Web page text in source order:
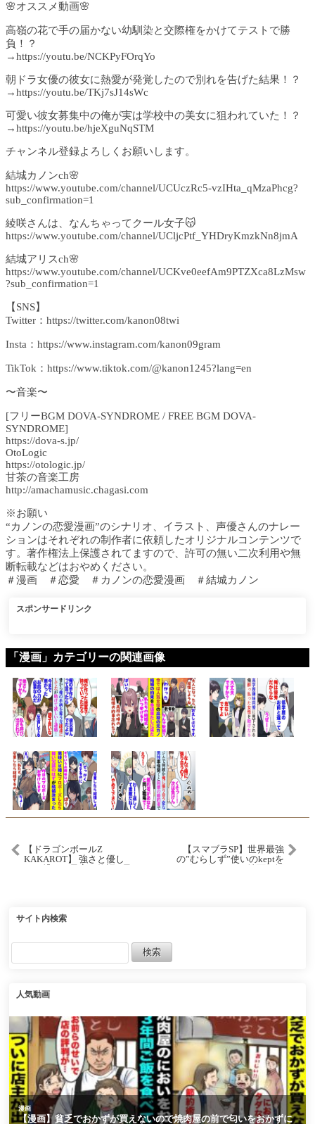
🌸オススメ動画🌸
高嶺の花で手の届かない幼馴染と交際権をかけてテストで勝
負！？
→https://youtu.be/NCKPyFOrqYo
朝ドラ女優の彼女に熱愛が発覚したので別れを告げた結果！？
→https://youtu.be/TKj7sJ14sWc
可愛い彼女募集中の俺が実は学校中の美女に狙われていた！？
→https://youtu.be/hjeXguNqSTM
チャンネル登録よろしくお願いします。
結城カノンch🌸
https://www.youtube.com/channel/UCUczRc5-vzIHta_qMzaPhcg?
sub_confirmation=1
綾咲さんは、なんちゃってクール女子😽
https://www.youtube.com/channel/UCljcPtf_YHDryKmzkNn8jmA
結城アリスch🌸
https://www.youtube.com/channel/UCKve0eefAm9PTZXca8LzMsw
?sub_confirmation=1
【SNS】
Twitter：https://twitter.com/kanon08twi
Insta：https://www.instagram.com/kanon09gram
TikTok：https://www.tiktok.com/@kanon1245?lang=en
〜音楽〜
[フリーBGM DOVA-SYNDROME / FREE BGM DOVA-
SYNDROME]
https://dova-s.jp/
OtoLogic
https://otologic.jp/
甘茶の音楽工房
http://amachamusic.chagasi.com
※お願い
“カノンの恋愛漫画”のシナリオ、イラスト、声優さんのナレー
ションはそれぞれの制作者に依頼したオリジナルコンテンツで
す。著作権法上保護されてますので、許可の無い二次利用や無
断転載などはおやめください。
＃漫画 ＃恋愛 ＃カノンの恋愛漫画 ＃結城カノン
スポンサードリンク
「漫画」カテゴリーの関連画像
【ドラゴンボールZ
KAKAROT】 強さと優し
【スマブラSP】世界最強
の”むらしず”使いのkeptを
サイト内検索
人気動画